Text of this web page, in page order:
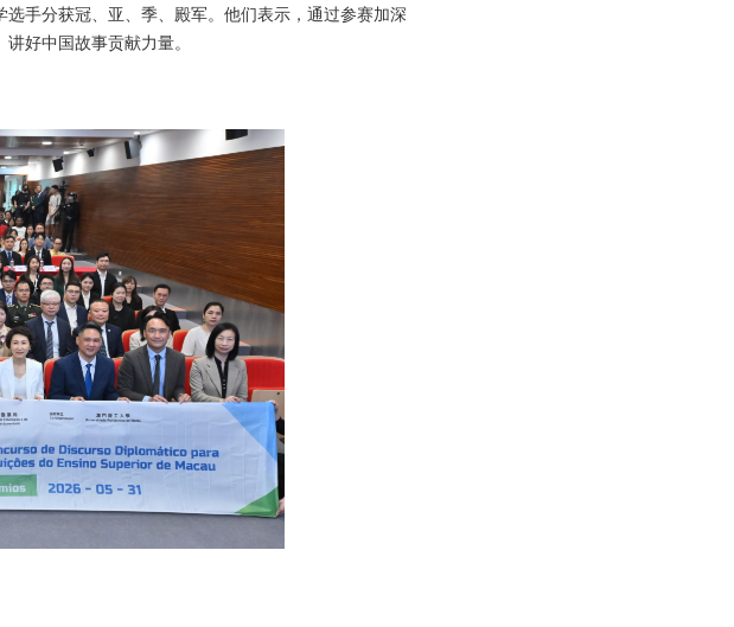
手分获冠、亚、季、殿军。他们表示，通过参赛加深
好中国故事贡献力量。